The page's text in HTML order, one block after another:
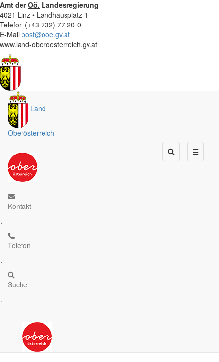
Amt derOö. Landesregierung
4021 Linz • Landhausplatz 1
Telefon (+43 732) 77 20-0
E-Mail post@ooe.gv.at
www.land-oberoesterreich.gv.at
Land
Oberösterreich
Kontakt
.
Telefon
.
Suche
.